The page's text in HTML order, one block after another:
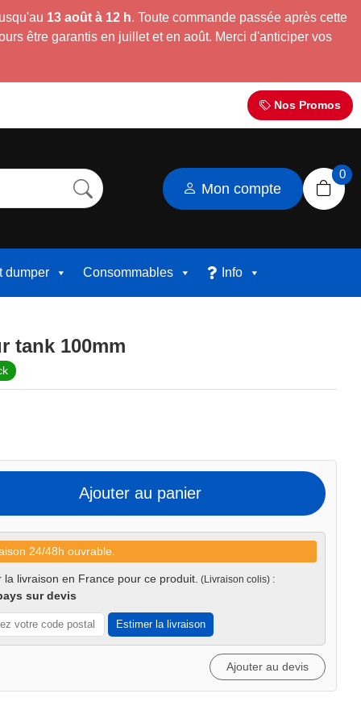
13 août à 12 h. Toute commande passée après cette
être garantis en juillet et en août. Merci d'anticiper vos
Nos Promos
Mon compte
0
dumper Consommables Info
tank 100mm
Ajouter au panier
24/48h ouvrable.
la livraison en France pour ce produit. (Livraison colis) :
sur devis
Estimer la livraison
Ajouter au devis